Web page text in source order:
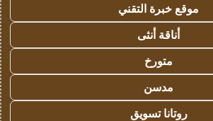
موقع خبرة التقني
أناقة أنثى
متورخ
مدسن
روتانا تسويق